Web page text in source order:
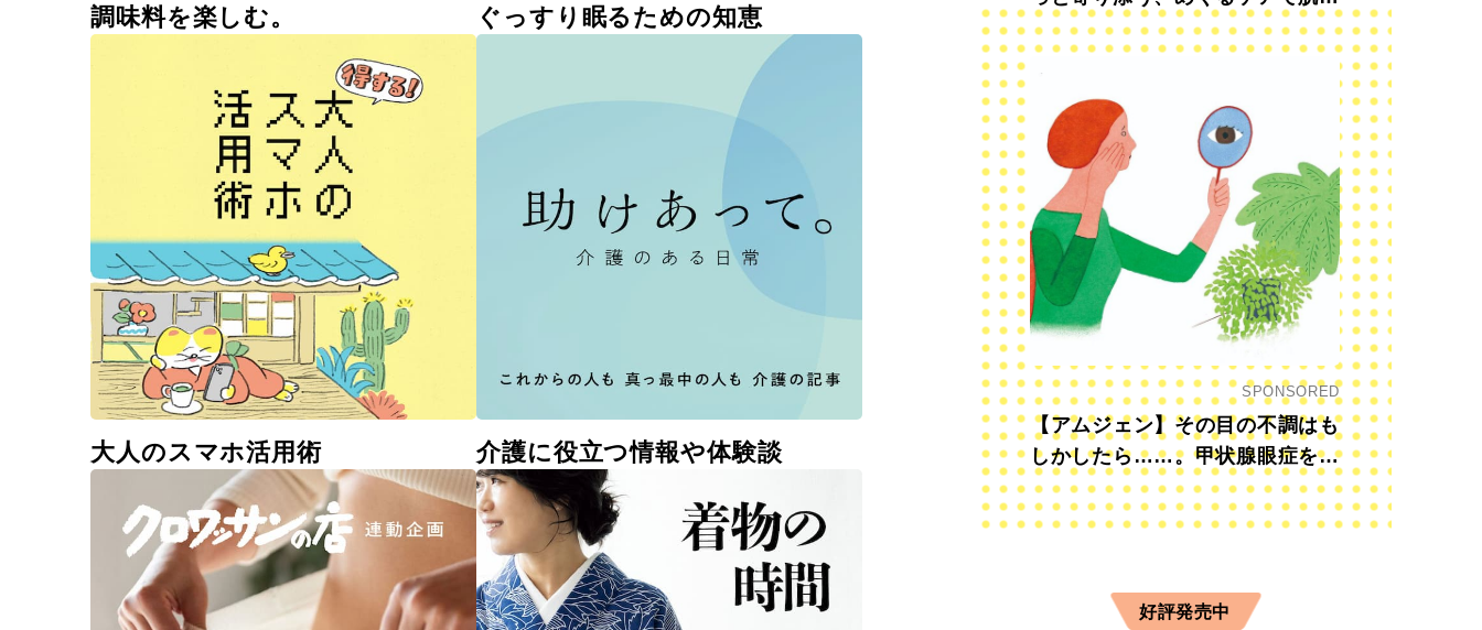
調味料を楽しむ。 ぐっすり眠るための知恵
大人のスマホ活用術 介護に役立つ情報や体験談
心も前向きに
SPONSORED
【アムジェン】その目の不調はも
しかしたら……。甲状腺眼症を知
っていますか？
好評発売中